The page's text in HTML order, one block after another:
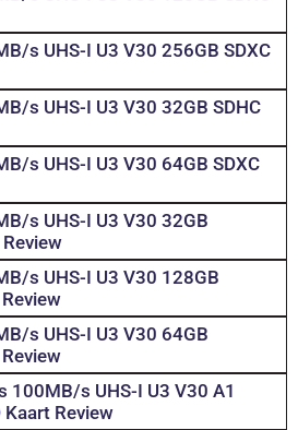
s UHS-I U3 V30 256GB SDXC
s UHS-I U3 V30 32GB SDHC
s UHS-I U3 V30 64GB SDXC
s UHS-I U3 V30 32GB
s UHS-I U3 V30 128GB
s UHS-I U3 V30 64GB
100MB/s UHS-I U3 V30 A1
Kaart Review